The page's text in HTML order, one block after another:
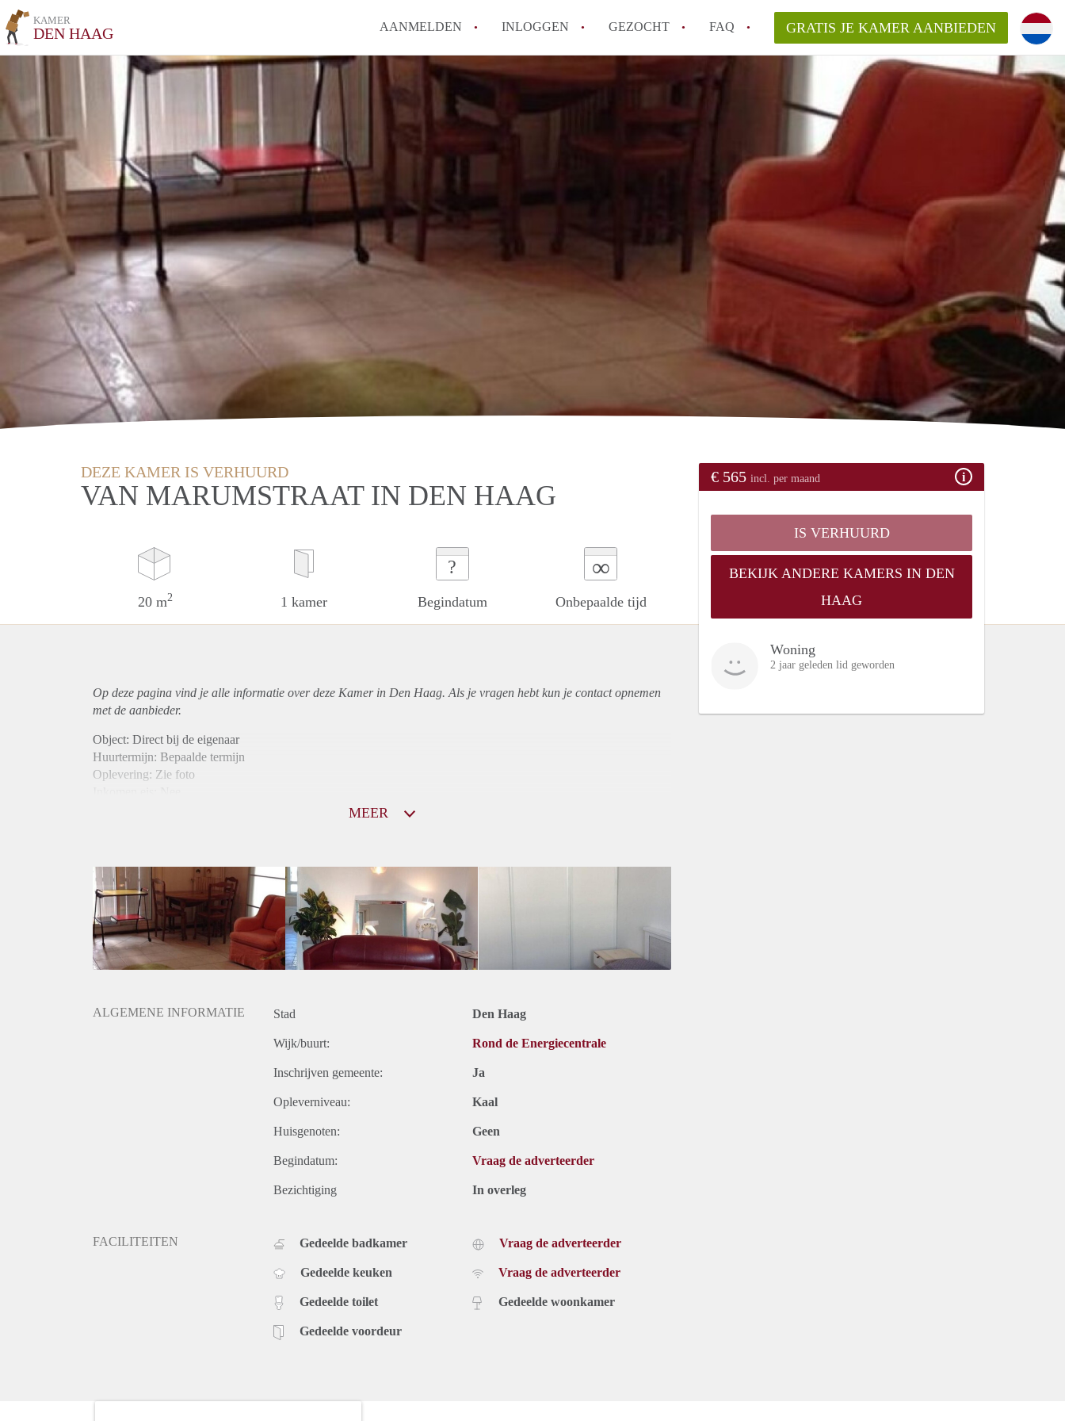
KAMER
DEN HAAG AANMELDEN INLOGGEN GEZOCHT FAQ
How to translate KamerDenHaag!
Wat is KamerDenHaag?
Hoeveel kost het om te reageren op een Kamer in Den Haag?
Berekent KamerDenHaag makelaarsvergoeding/bemiddelingsvergoeding?
GRATIS JE KAMER AANBIEDEN
DEZE KAMER IS VERHUURD
VAN MARUMSTRAAT IN DEN HAAG
20 m2 1 kamer
?
Begindatum
∞
Onbepaalde tijd
€ 565 incl. per maand
IS VERHUURD
BEKIJK ANDERE KAMERS IN DEN
HAAG
Woning
2 jaar geleden lid geworden
Op deze pagina vind je alle informatie over deze Kamer in Den Haag. Als je vragen hebt kun je contact opnemen
met de aanbieder.
Object: Direct bij de eigenaar
Huurtermijn: Bepaalde termijn
Oplevering: Zie foto
Gedeelde Douche: Ja
Gedeelde woonkamer: Ja
Huisgenoten: Ja
Geslacht huisgenoten: Gemengd
MEER
ALGEMENE INFORMATIE Stad Den Haag
Wijk/buurt: Rond de Energiecentrale
Inschrijven gemeente: Ja
Opleverniveau: Kaal
Huisgenoten: Geen
Begindatum: Vraag de adverteerder
Bezichtiging In overleg
FACILITEITEN Gedeelde badkamer
Gedeelde keuken
Gedeelde toilet
Gedeelde voordeur
Vraag de adverteerder
Vraag de adverteerder
Gedeelde woonkamer